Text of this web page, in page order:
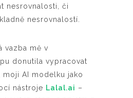
nesrovnalosti, či
nesrovnalostí.
vazba mě v
donutila vypracovat
AI modelku jako
nástroje Lalal.ai –